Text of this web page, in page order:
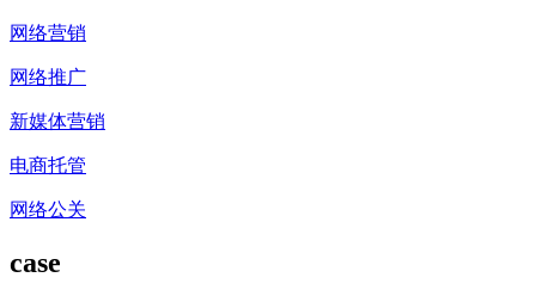
网络营销
网络推广
新媒体营销
电商托管
网络公关
case